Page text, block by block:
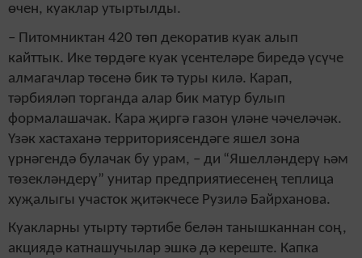
өчен, куаклар утыртылды.
– Питомниктан 420 төп декоратив куак алып
кайттык. Ике төрдәге куак үсентеләре биредә үсүче
алмагачлар төсенә бик тә туры килә. Карап,
тәрбияләп торганда алар бик матур булып
формалашачак. Кара җиргә газон үләне чәчеләчәк.
Үзәк хастаханә территориясендәге яшел зона
үрнәгендә булачак бу урам, – ди “Яшелләндерү һәм
төзекләндерү” унитар предприятиесенең теплица
хуҗалыгы участок җитәкчесе Рузилә Байрханова.
Куакларны утырту тәртибе белән танышканнан соң,
акциядә катнашучылар эшкә дә кереште. Капка